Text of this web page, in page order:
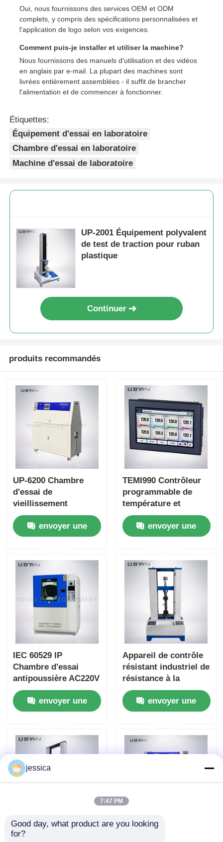
Oui, nous fournissons des services OEM et ODM
complets, y compris des spécifications personnalisées et
l'application de logo selon vos exigences.
Comment puis-je installer et utiliser la machine?
Nous fournissons des manuels d'utilisation et des vidéos
en anglais par e-mail. La plupart des machines sont
livrées entièrement assemblées - il suffit de brancher
l'alimentation et de commencer à fonctionner.
Étiquettes:
Équipement d'essai en laboratoire
Chambre d'essai en laboratoire
Machine d'essai de laboratoire
UP-2001 Équipement polyvalent
de test de traction pour ruban
plastique
Continuer
produits recommandés
UP-6200 Chambre
d'essai de
vieillissement
accéléré avec lampes
UVA 340 SUS#304 en
acier inoxydable et
envoyer une
TEMI990 Contrôleur
programmable de
température et
d'humidité de haute
précision avec écran
tactile TFT couleur de
PT100 à 3 canaux
pour une précision de
envoyer une
IEC 60529 IP
Chambre d'essai
antipoussière AC220V
pour vérifier la
protection contre la
poussière
envoyer une
Appareil de contrôle
résistant industriel de
résistance à la
traction UP-2003 avec
la conception à
double colonne
envoyer une
Équipement d'essai
UP-6200 chambre de
jessica
7:47 PM
Good day, what product are you looking
for?